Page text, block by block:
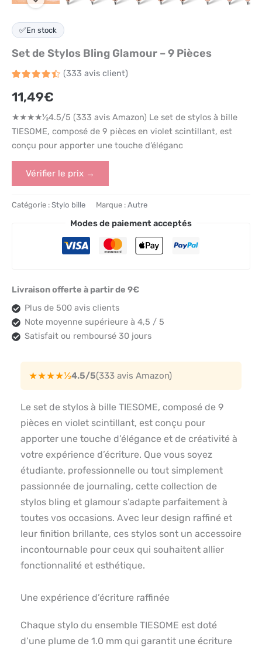
✅En stock
Set de Stylos Bling Glamour – 9 Pièces
sur 5
basé
notations
client
(333 avis client)
11,49€
★★★★½4.5/5 (333 avis Amazon) Le set de stylos à bille
TIESOME, composé de 9 pièces en violet scintillant, est
conçu pour apporter une touche d’éléganc
Vérifier le prix →
Catégorie : Stylo bille Marque : Autre
Modes de paiement acceptés
Livraison offerte à partir de 9€
Plus de 500 avis clients
Note moyenne supérieure à 4,5 / 5
Satisfait ou remboursé 30 jours
★★★★½4.5/5(333 avis Amazon)
Le set de stylos à bille TIESOME, composé de 9
pièces en violet scintillant, est conçu pour
apporter une touche d’élégance et de créativité à
votre expérience d’écriture. Que vous soyez
étudiante, professionnelle ou tout simplement
passionnée de journaling, cette collection de
stylos bling et glamour s’adapte parfaitement à
toutes vos occasions. Avec leur design raffiné et
leur finition brillante, ces stylos sont un accessoire
incontournable pour ceux qui souhaitent allier
fonctionnalité et esthétique.
Une expérience d’écriture raffinée
Chaque stylo du ensemble TIESOME est doté
d’une plume de 1.0 mm qui garantit une écriture